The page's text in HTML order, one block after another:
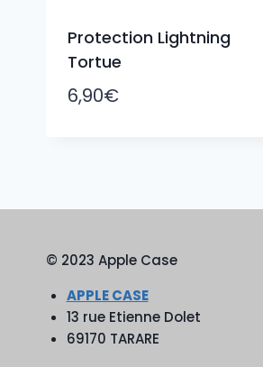
Protection Lightning
Tortue
6,90€
© 2023 Apple Case
APPLE CASE
13 rue Etienne Dolet
69170 TARARE